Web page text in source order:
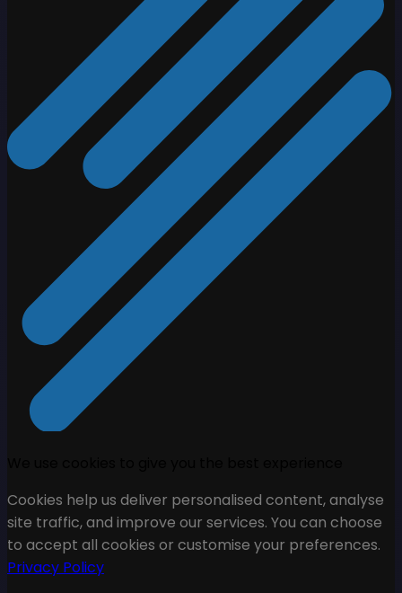
Cookies help us deliver personalised content, analyse
site traffic, and improve our services. You can choose
to accept all cookies or customise your preferences.
Privacy Policy